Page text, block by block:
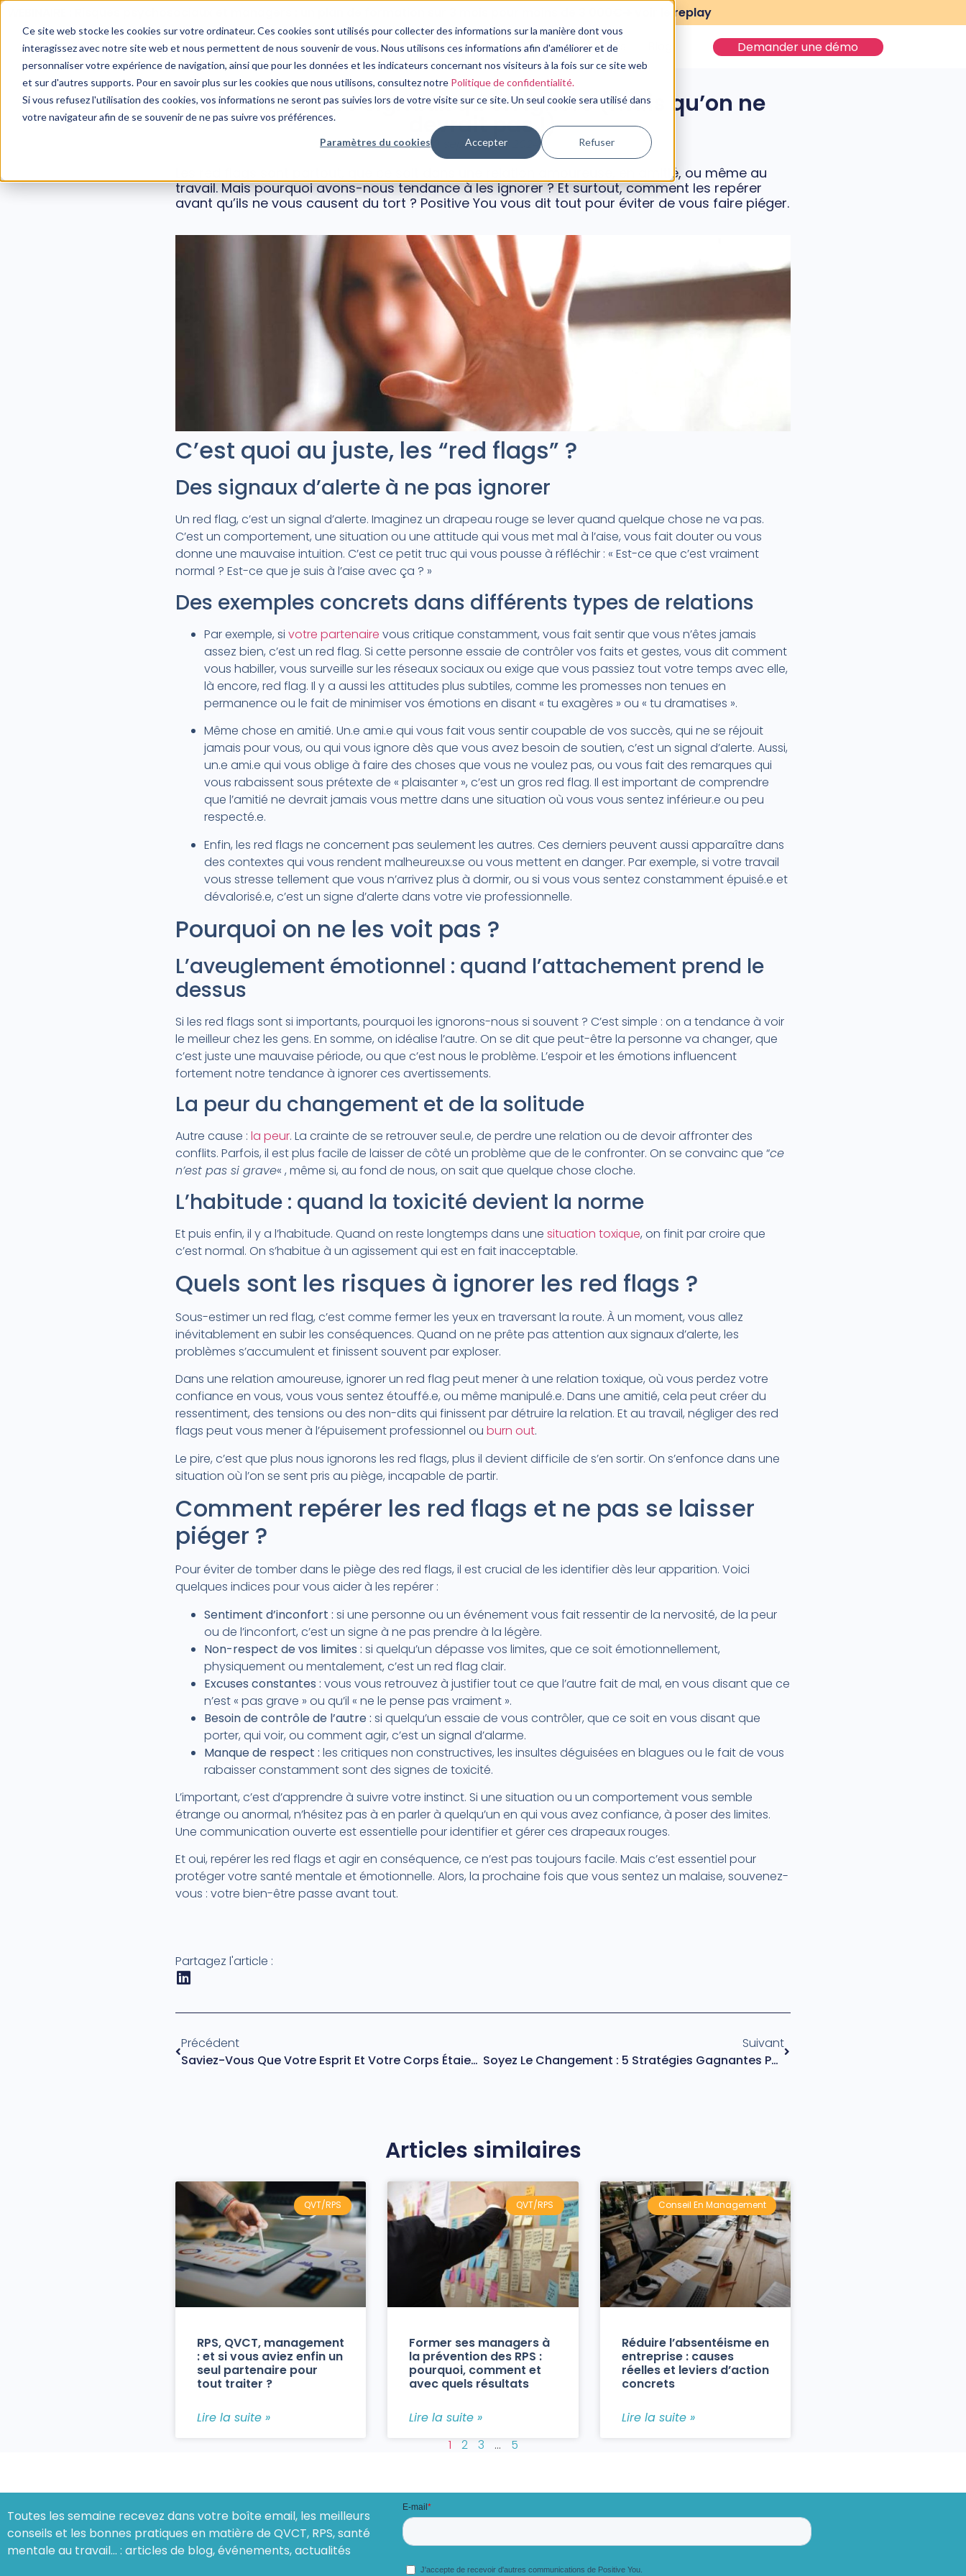
Ce site web stocke les cookies sur votre ordinateur. Ces cookies sont utilisés pour collecter des informations sur la manière dont vous
interagissez avec notre site web et nous permettent de nous souvenir de vous. Nous utilisons ces informations afin d'améliorer et de
personnaliser votre expérience de navigation, ainsi que pour les données et les indicateurs concernant nos visiteurs à la fois sur ce site web
et sur d'autres supports. Pour en savoir plus sur les cookies que nous utilisons, consultez notre Politique de confidentialité.
Si vous refusez l'utilisation des cookies, vos informations ne seront pas suivies lors de votre visite sur ce site. Un seul cookie sera utilisé dans
votre navigateur afin de se souvenir de ne pas suivre vos préférences.
Paramètres du cookies Accepter Refuser
WEBINAIRE : Risques psychosociaux et managers : un plan de formation sur 3 mois pour moins de 3 000€➔ voir le replay
Nos Services Notre Expertise Nos Ressources Demander une démo
PSYCHOLOGIE
Red Flags : ces signaux qu’on ignore (mais qu’on ne
devrait pas !)
30 septembre, 2024
Les red flags sont partout, que ce soit dans une relation amoureuse, en amitié, ou même au
travail. Mais pourquoi avons-nous tendance à les ignorer ? Et surtout, comment les repérer
avant qu’ils ne vous causent du tort ? Positive You vous dit tout pour éviter de vous faire piéger.
C’est quoi au juste, les “red flags” ?
Des signaux d’alerte à ne pas ignorer
Un red flag, c’est un signal d’alerte. Imaginez un drapeau rouge se lever quand quelque chose ne va pas.
C’est un comportement, une situation ou une attitude qui vous met mal à l’aise, vous fait douter ou vous
donne une mauvaise intuition. C’est ce petit truc qui vous pousse à réfléchir : « Est-ce que c’est vraiment
normal ? Est-ce que je suis à l’aise avec ça ? »
Des exemples concrets dans différents types de relations
Par exemple, si votre partenaire vous critique constamment, vous fait sentir que vous n’êtes jamais
assez bien, c’est un red flag. Si cette personne essaie de contrôler vos faits et gestes, vous dit comment
vous habiller, vous surveille sur les réseaux sociaux ou exige que vous passiez tout votre temps avec elle,
là encore, red flag. Il y a aussi les attitudes plus subtiles, comme les promesses non tenues en
permanence ou le fait de minimiser vos émotions en disant « tu exagères » ou « tu dramatises ».
Même chose en amitié. Un.e ami.e qui vous fait vous sentir coupable de vos succès, qui ne se réjouit
jamais pour vous, ou qui vous ignore dès que vous avez besoin de soutien, c’est un signal d’alerte. Aussi,
un.e ami.e qui vous oblige à faire des choses que vous ne voulez pas, ou vous fait des remarques qui
vous rabaissent sous prétexte de « plaisanter », c’est un gros red flag. Il est important de comprendre
que l’amitié ne devrait jamais vous mettre dans une situation où vous vous sentez inférieur.e ou peu
respecté.e.
Enfin, les red flags ne concernent pas seulement les autres. Ces derniers peuvent aussi apparaître dans
des contextes qui vous rendent malheureux.se ou vous mettent en danger. Par exemple, si votre travail
vous stresse tellement que vous n’arrivez plus à dormir, ou si vous vous sentez constamment épuisé.e et
dévalorisé.e, c’est un signe d’alerte dans votre vie professionnelle.
Pourquoi on ne les voit pas ?
L’aveuglement émotionnel : quand l’attachement prend le
dessus
Si les red flags sont si importants, pourquoi les ignorons-nous si souvent ? C’est simple : on a tendance à voir
le meilleur chez les gens. En somme, on idéalise l’autre. On se dit que peut-être la personne va changer, que
c’est juste une mauvaise période, ou que c’est nous le problème. L’espoir et les émotions influencent
fortement notre tendance à ignorer ces avertissements.
La peur du changement et de la solitude
Autre cause : la peur. La crainte de se retrouver seul.e, de perdre une relation ou de devoir affronter des
conflits. Parfois, il est plus facile de laisser de côté un problème que de le confronter. On se convainc que “ce
n’est pas si grave« , même si, au fond de nous, on sait que quelque chose cloche.
L’habitude : quand la toxicité devient la norme
Et puis enfin, il y a l’habitude. Quand on reste longtemps dans une situation toxique, on finit par croire que
c’est normal. On s’habitue à un agissement qui est en fait inacceptable.
Quels sont les risques à ignorer les red flags ?
Sous-estimer un red flag, c’est comme fermer les yeux en traversant la route. À un moment, vous allez
inévitablement en subir les conséquences. Quand on ne prête pas attention aux signaux d’alerte, les
problèmes s’accumulent et finissent souvent par exploser.
Dans une relation amoureuse, ignorer un red flag peut mener à une relation toxique, où vous perdez votre
confiance en vous, vous vous sentez étouffé.e, ou même manipulé.e. Dans une amitié, cela peut créer du
ressentiment, des tensions ou des non-dits qui finissent par détruire la relation. Et au travail, négliger des red
flags peut vous mener à l’épuisement professionnel ou burn out.
Le pire, c’est que plus nous ignorons les red flags, plus il devient difficile de s’en sortir. On s’enfonce dans une
situation où l’on se sent pris au piège, incapable de partir.
Comment repérer les red flags et ne pas se laisser
piéger ?
Pour éviter de tomber dans le piège des red flags, il est crucial de les identifier dès leur apparition. Voici
quelques indices pour vous aider à les repérer :
Sentiment d’inconfort : si une personne ou un événement vous fait ressentir de la nervosité, de la peur
ou de l’inconfort, c’est un signe à ne pas prendre à la légère.
Non-respect de vos limites : si quelqu’un dépasse vos limites, que ce soit émotionnellement,
physiquement ou mentalement, c’est un red flag clair.
Excuses constantes : vous vous retrouvez à justifier tout ce que l’autre fait de mal, en vous disant que ce
n’est « pas grave » ou qu’il « ne le pense pas vraiment ».
Besoin de contrôle de l’autre : si quelqu’un essaie de vous contrôler, que ce soit en vous disant que
porter, qui voir, ou comment agir, c’est un signal d’alarme.
Manque de respect : les critiques non constructives, les insultes déguisées en blagues ou le fait de vous
rabaisser constamment sont des signes de toxicité.
L’important, c’est d’apprendre à suivre votre instinct. Si une situation ou un comportement vous semble
étrange ou anormal, n’hésitez pas à en parler à quelqu’un en qui vous avez confiance, à poser des limites.
Une communication ouverte est essentielle pour identifier et gérer ces drapeaux rouges.
Et oui, repérer les red flags et agir en conséquence, ce n’est pas toujours facile. Mais c’est essentiel pour
protéger votre santé mentale et émotionnelle. Alors, la prochaine fois que vous sentez un malaise, souvenez-
vous : votre bien-être passe avant tout.
Partagez l'article :
Précédent
Saviez-Vous Que Votre Esprit Et Votre Corps Étaient Connectés ?
Suivant
Soyez Le Changement : 5 Stratégies Gagnantes Pour La Santé Mentale !
Articles similaires
QVT/RPS
RPS, QVCT, management
: et si vous aviez enfin un
seul partenaire pour
tout traiter ?
Lire la suite »
QVT/RPS
Former ses managers à
la prévention des RPS :
pourquoi, comment et
avec quels résultats
Lire la suite »
Conseil En Management
Réduire l’absentéisme en
entreprise : causes
réelles et leviers d’action
concrets
Lire la suite »
1
2 3 … 5
Toutes les semaine recevez dans votre boîte email, les meilleurs
conseils et les bonnes pratiques en matière de QVCT, RPS, santé
mentale au travail… : articles de blog, événements, actualités